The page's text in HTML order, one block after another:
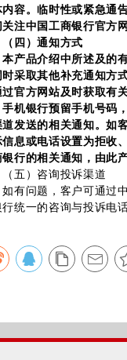
内容。临时性或紧急通
关注中国工商银行官方
（四）通知方式
品介绍中所述及的有
时采取其他补充通知方
过官方网站及时获取有
手机银行预留手机号码
道发送的相关通知。如
信息或电话设置为拒收
银行的相关通知，由此
）咨询投诉渠道
问题，客户可通过中
行统一的咨询与投诉电